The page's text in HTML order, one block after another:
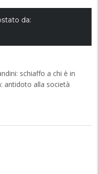
da:
schiaffo a chi è in
antidoto alla società